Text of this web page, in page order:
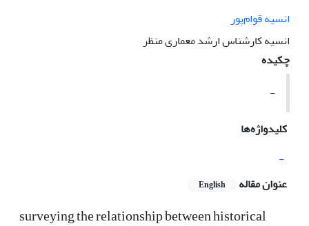
انسیه قوام‌پور
انسیه کارشناس ارشد معماری منظر
چکیده
-
کلیدواژه‌ها
-
عنوان مقاله
English
surveying the relationship between historical